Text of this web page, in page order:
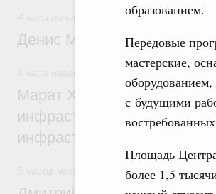
образованием.
Передовые
мастерские,
оборудованием,
с будущими
Площадь
более 1,5
Общие вопросы
Денис Мантуров посетил
Бюджеты субъектов
Марат Хуснуллин: 15
инфраструктуры
инфраструктурным
Развитие сельских